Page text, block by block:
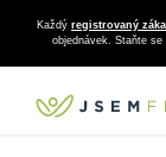
Každý registrovaný
objednávek. Staňte